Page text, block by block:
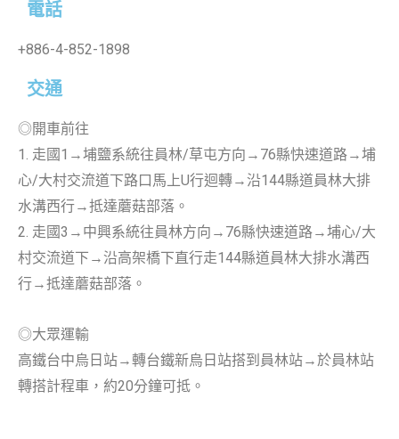
電話
+886-4-852-1898
交通
◎開車前往
1. 走國1→埔鹽系統往員林/草屯方向→76縣快速道路→埔
心/大村交流道下路口馬上U行迴轉→沿144縣道員林大排
水溝西行→抵達蘑菇部落。
2. 走國3→中興系統往員林方向→76縣快速道路→埔心/大
村交流道下→沿高架橋下直行走144縣道員林大排水溝西
行→抵達蘑菇部落。
◎大眾運輸
高鐵台中烏日站→轉台鐵新烏日站搭到員林站→於員林站
轉搭計程車，約20分鐘可抵。